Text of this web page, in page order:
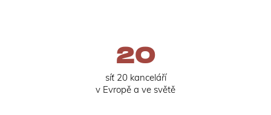
síť 20 kanceláří
v Evropě a ve světě
20